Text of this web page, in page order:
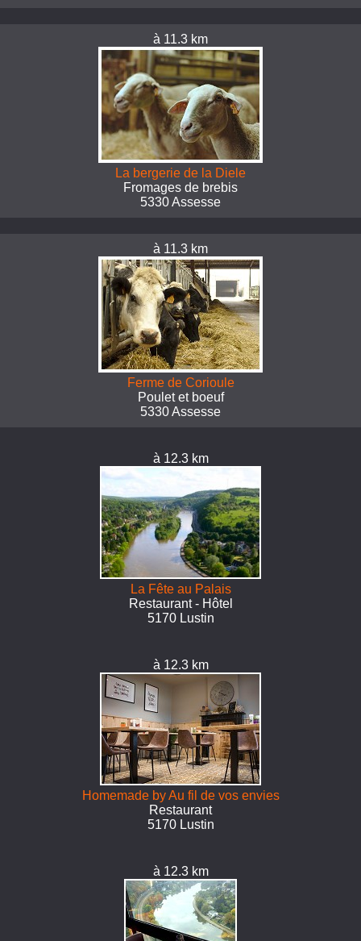
à 11.3 km
La bergerie de la Diele
Fromages de brebis
5330 Assesse
à 11.3 km
Ferme de Corioule
Poulet et boeuf
5330 Assesse
à 12.3 km
La Fête au Palais
Restaurant - Hôtel
5170 Lustin
à 12.3 km
Homemade by Au fil de vos envies
Restaurant
5170 Lustin
à 12.3 km